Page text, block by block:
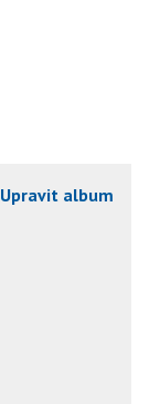
Upravit album